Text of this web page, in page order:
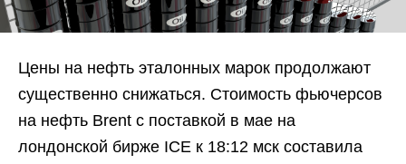
Цены на нефть эталонных марок продолжают
существенно снижаться. Стоимость фьючерсов
на нефть Brent с поставкой в мае на
лондонской бирже ICE к 18:12 мск составила